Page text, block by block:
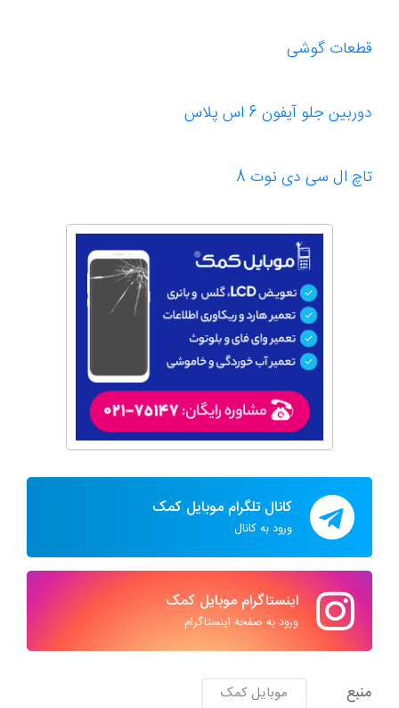
قطعات گوشی
دوربین جلو آیفون 6 اس پلاس
تاچ ال سی دی نوت 8
کانال تلگرام موبایل کمک
ورود به کانال
اینستاگرام موبایل کمک
ورود به صفحه اینستاگرام
منبع موبایل کمک